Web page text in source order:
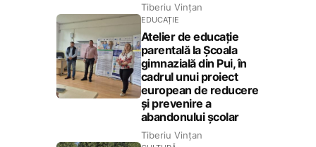
Tiberiu Vințan
EDUCAȚIE
Atelier de educație
parentală la Școala
gimnazială din Pui, în
cadrul unui proiect
european de reducere
și prevenire a
abandonului școlar
Tiberiu Vințan